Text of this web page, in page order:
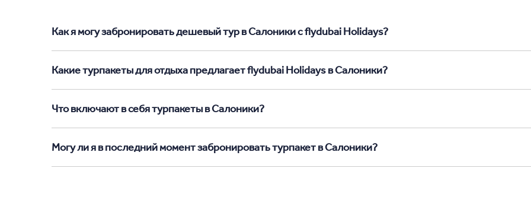
Как я могу забронировать дешевый тур в Салоники с flydubai Holidays?
Какие турпакеты для отдыха предлагает flydubai Holidays в Салоники?
Что включают в себя турпакеты в Салоники?
Могу ли я в последний момент забронировать турпакет в Салоники?